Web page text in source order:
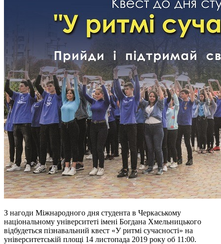
З нагоди Міжнародного дня студента в Черкаському
національному університеті імені Богдана Хмельницького
відбудеться пізнавальний квест «У ритмі сучасності» на
університетській площі 14 листопада 2019 року об 11:00.